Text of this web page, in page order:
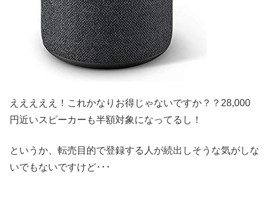
えええええ！これかなりお得じゃないですか？？28,000
円近いスピーカーも半額対象になってるし！
というか、転売目的で登録する人が続出しそうな気がしな
いでもないですけど･･･